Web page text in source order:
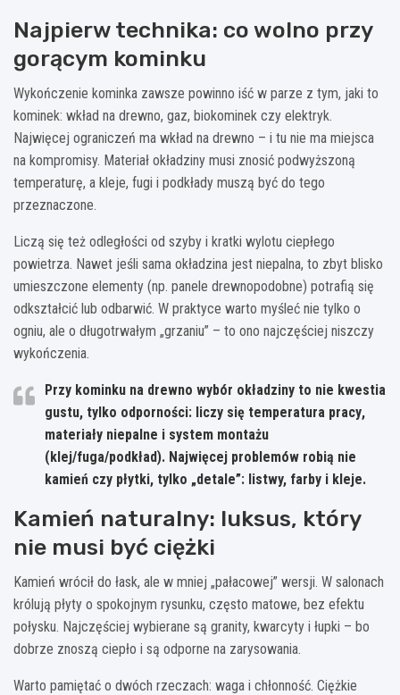
Najpierw technika: co wolno przy
gorącym kominku
Wykończenie kominka zawsze powinno iść w parze z tym, jaki to
kominek: wkład na drewno, gaz, biokominek czy elektryk.
Najwięcej ograniczeń ma wkład na drewno – i tu nie ma miejsca
na kompromisy. Materiał okładziny musi znosić podwyższoną
temperaturę, a kleje, fugi i podkłady muszą być do tego
przeznaczone.
Liczą się też odległości od szyby i kratki wylotu ciepłego
powietrza. Nawet jeśli sama okładzina jest niepalna, to zbyt blisko
umieszczone elementy (np. panele drewnopodobne) potrafią się
odkształcić lub odbarwić. W praktyce warto myśleć nie tylko o
ogniu, ale o długotrwałym „grzaniu” – to ono najczęściej niszczy
wykończenia.
Przy kominku na drewno wybór okładziny to nie kwestia
gustu, tylko odporności: liczy się temperatura pracy,
materiały niepalne i system montażu
(klej/fuga/podkład). Najwięcej problemów robią nie
kamień czy płytki, tylko „detale”: listwy, farby i kleje.
Kamień naturalny: luksus, który
nie musi być ciężki
Kamień wrócił do łask, ale w mniej „pałacowej” wersji. W salonach
królują płyty o spokojnym rysunku, często matowe, bez efektu
połysku. Najczęściej wybierane są granity, kwarcyty i łupki – bo
dobrze znoszą ciepło i są odporne na zarysowania.
Warto pamiętać o dwóch rzeczach: waga i chłonność. Ciężkie